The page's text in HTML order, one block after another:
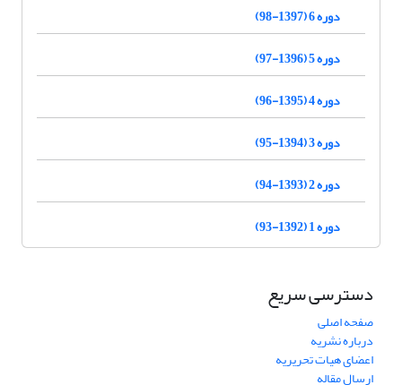
دوره 6 (1397-98)
دوره 5 (1396-97)
دوره 4 (1395-96)
دوره 3 (1394-95)
دوره 2 (1393-94)
دوره 1 (1392-93)
دسترسی سریع
صفحه اصلی
درباره نشریه
اعضای هیات تحریریه
ارسال مقاله